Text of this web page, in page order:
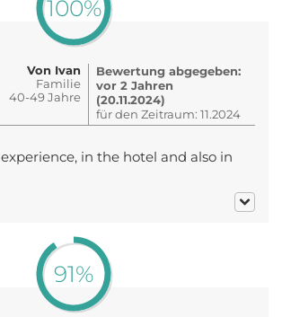
100%
Von Ivan
Familie
40-49 Jahre
Bewertung abgegeben:
vor 2 Jahren
(20.11.2024)
für den Zeitraum: 11.2024
in the hotel and also in
91%